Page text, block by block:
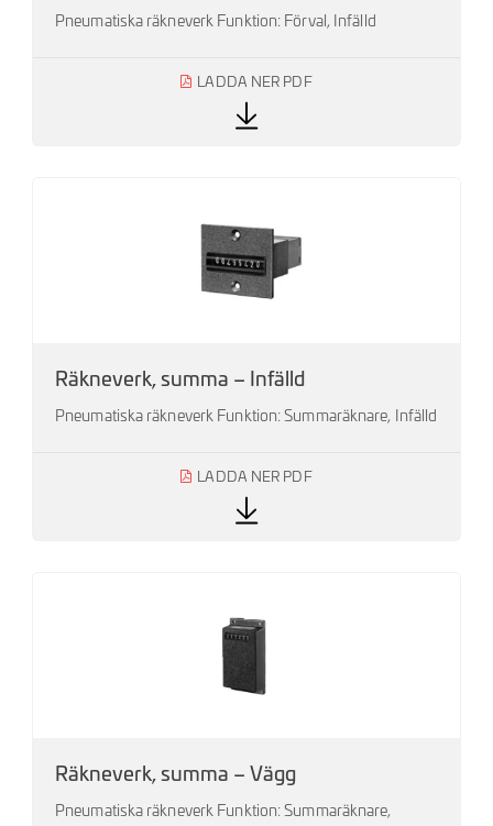
Pneumatiska räkneverk Funktion: Förval, Infälld
LADDA NER PDF
Räkneverk, summa – Infälld
Pneumatiska räkneverk Funktion: Summaräknare, Infälld
LADDA NER PDF
Räkneverk, summa – Vägg
Pneumatiska räkneverk Funktion: Summaräknare,